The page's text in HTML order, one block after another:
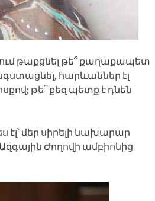
թաքցնել թե՞ քաղաքապետ
հարևաններ էլ
թե՞ քեզ պետք է դնեն
էլ՝ մեր սիրելի նախարար
Ժողովի ամբիոնից